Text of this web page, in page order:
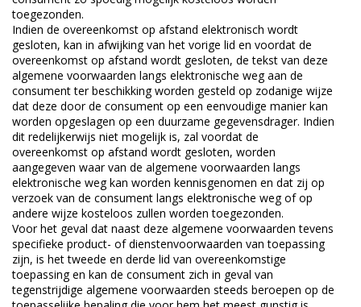
toegezonden.
Indien de overeenkomst op afstand elektronisch wordt
gesloten, kan in afwijking van het vorige lid en voordat de
overeenkomst op afstand wordt gesloten, de tekst van deze
algemene voorwaarden langs elektronische weg aan de
consument ter beschikking worden gesteld op zodanige wijze
dat deze door de consument op een eenvoudige manier kan
worden opgeslagen op een duurzame gegevensdrager. Indien
dit redelijkerwijs niet mogelijk is, zal voordat de
overeenkomst op afstand wordt gesloten, worden
aangegeven waar van de algemene voorwaarden langs
elektronische weg kan worden kennisgenomen en dat zij op
verzoek van de consument langs elektronische weg of op
andere wijze kosteloos zullen worden toegezonden.
Voor het geval dat naast deze algemene voorwaarden tevens
specifieke product- of dienstenvoorwaarden van toepassing
zijn, is het tweede en derde lid van overeenkomstige
toepassing en kan de consument zich in geval van
tegenstrijdige algemene voorwaarden steeds beroepen op de